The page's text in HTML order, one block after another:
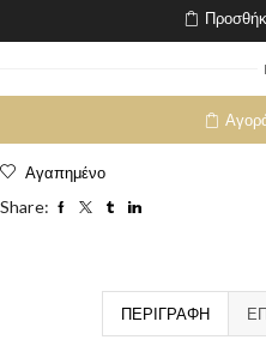
Αγαπημένο
Share:
ΠΕΡΙΓΡΑΦΉ